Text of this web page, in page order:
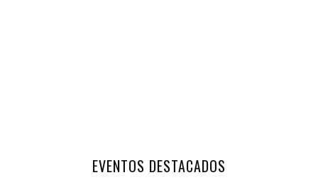
EVENTOS DESTACADOS